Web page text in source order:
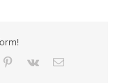
Pinterest
Vk Email